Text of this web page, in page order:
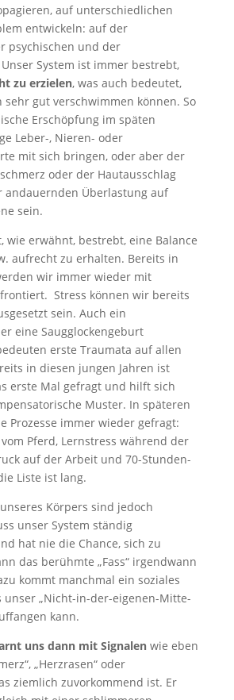
auf unterschiedlichen
entwickeln: auf der
psychischen und der
System ist immer bestrebt,
zu erzielen, was auch bedeutet,
sehr gut verschwimmen können. So
Erschöpfung im späten
Leber-, Nieren- oder
mit sich bringen, oder aber der
oder der Hautausschlag
andauernden Überlastung auf
sein.
wie erwähnt, bestrebt, eine Balance
aufrecht zu erhalten. Bereits in
wir immer wieder mit
Stress können wir bereits
sein. Auch ein
eine Saugglockengeburt
erste Traumata auf allen
in diesen jungen Jahren ist
erste Mal gefragt und hilft sich
Muster. In späteren
Prozesse immer wieder gefragt:
Pferd, Lernstress während der
auf der Arbeit und 70-Stunden-
Liste ist lang.
Körpers sind jedoch
unser System ständig
hat nie die Chance, sich zu
das berühmte „Fass“ irgendwann
kommt manchmal ein soziales
unser „Nicht-in-der-eigenen-Mitte-
kann.
uns dann mit Signalenwie eben
„Herzrasen“ oder
ziemlich zuvorkommend ist. Er